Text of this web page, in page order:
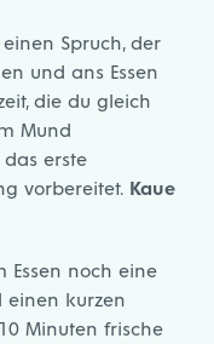
Spruch, der
und ans Essen
die du gleich
Mund
erste
vorbereitet. Kaue
Essen noch eine
einen kurzen
Minuten frische